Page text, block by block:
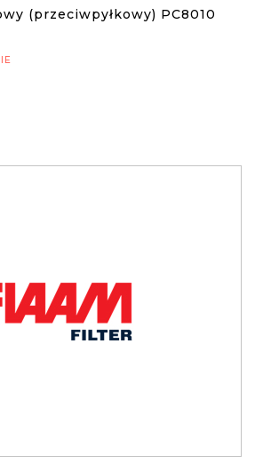
(przeciwpyłkowy) PC8010